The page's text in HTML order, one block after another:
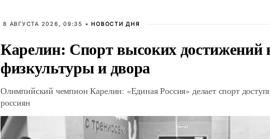
8 АВГУСТА 2026, 09:35 • НОВОСТИ ДНЯ
Карелин: Спорт высоких достижений
физкультуры и двора
Олимпийский чемпион Карелин: «Единая Россия» делает спорт
россиян